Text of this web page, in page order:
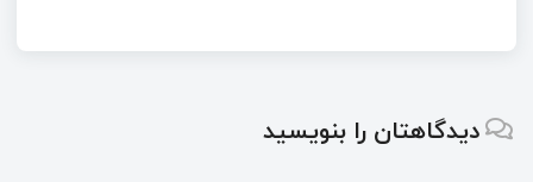
دیدگاهتان را بنویسید